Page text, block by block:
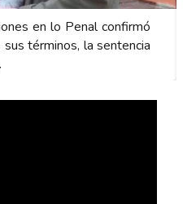
en lo Penal confirmó
términos, la sentencia